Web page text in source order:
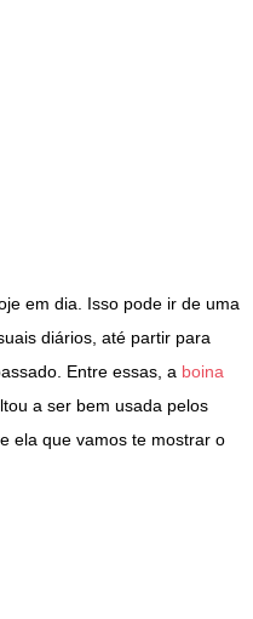
em dia. Isso pode ir de uma
diários, até partir para
Entre essas, a boina
a ser bem usada pelos
ela que vamos te mostrar o